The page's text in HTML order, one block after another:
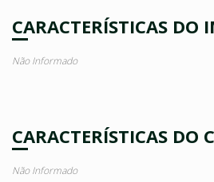
CARACTERÍSTICAS DO
Não Informado
CARACTERÍSTICAS DO
Não Informado